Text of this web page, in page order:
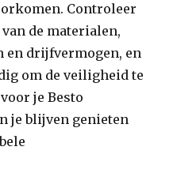
Controleer
de materialen,
en drijfvermogen, en
om de veiligheid te
je Besto
je blijven genieten